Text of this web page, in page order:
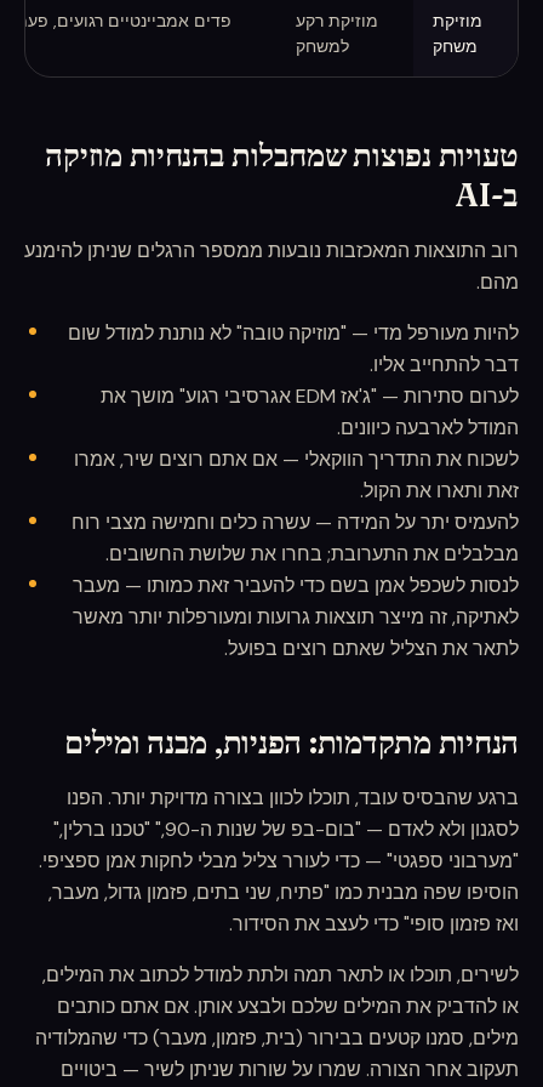
מוזיקת
משחק
מוזיקת רקע
למשחק
פדים אמביינטיים רגועים,
טעויות נפוצות שמחבלות בהנחיות מוזיקה
ב-AI
רוב התוצאות המאכזבות נובעות ממספר הרגלים שניתן להימנע
מהם.
להיות מעורפל מדי — "מוזיקה טובה" לא נותנת למודל שום
דבר להתחייב אליו.
לערום סתירות — "ג'אז EDM אגרסיבי רגוע" מושך את
המודל לארבעה כיוונים.
לשכוח את התדריך הווקאלי — אם אתם רוצים שיר, אמרו
זאת ותארו את הקול.
להעמיס יתר על המידה — עשרה כלים וחמישה מצבי רוח
מבלבלים את התערובת; בחרו את שלושת החשובים.
לנסות לשכפל אמן בשם כדי להעביר זאת כמותו — מעבר
לאתיקה, זה מייצר תוצאות גרועות ומעורפלות יותר מאשר
לתאר את הצליל שאתם רוצים בפועל.
הנחיות מתקדמות: הפניות, מבנה ומילים
ברגע שהבסיס עובד, תוכלו לכוון בצורה מדויקת יותר. הפנו
לסגנון ולא לאדם — "בום-בפ של שנות ה-90," "טכנו ברלין,"
"מערבוני ספגטי" — כדי לעורר צליל מבלי לחקות אמן ספציפי.
הוסיפו שפה מבנית כמו "פתיח, שני בתים, פזמון גדול, מעבר,
ואז פזמון סופי" כדי לעצב את הסידור.
לשירים, תוכלו או לתאר תמה ולתת למודל לכתוב את המילים,
או להדביק את המילים שלכם ולבצע אותן. אם אתם כותבים
מילים, סמנו קטעים בבירור (בית, פזמון, מעבר) כדי שהמלודיה
תעקוב אחר הצורה. שמרו על שורות שניתן לשיר — ביטויים